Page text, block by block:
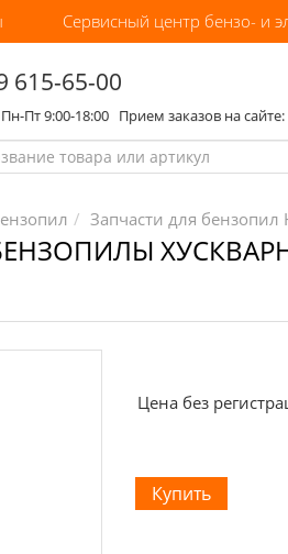
Сервисный центр бензо- и
615-65-00
Пт 9:00-18:00 Прием заказов на сайте:
Запчасти для бензопил
ХУСКВАРНА
Цена без